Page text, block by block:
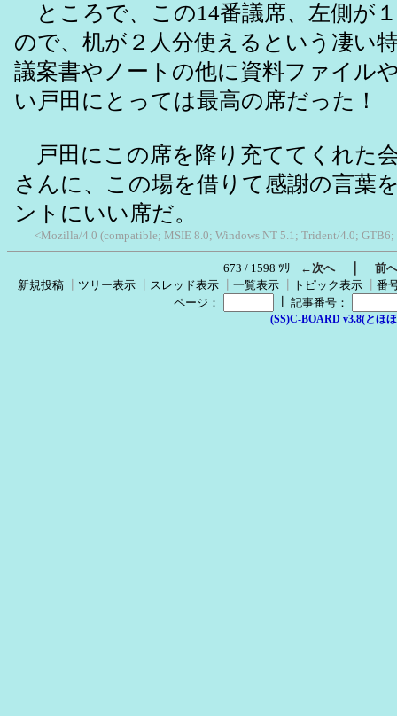
ところで、この14番議席、左側が
ので、机が２人分使えるという凄い
議案書やノートの他に資料ファイル
い戸田にとっては最高の席だった！
戸田にこの席を降り充ててくれた
さんに、この場を借りて感謝の言葉
ントにいい席だ。
<Mozilla/4.0 (compatible; MSIE 8.0; Windows NT 5.1; Trident/4.0;
673 / 1598 ﾂﾘｰ ←次へ｜ 前
新規投稿
ツリー表示 スレッド表示 一覧表示 トピック表示
番
ページ：
記事番号：
(SS)C-BOARD v3.8(とほ